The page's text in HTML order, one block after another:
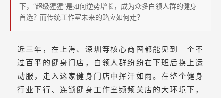
下，“超级猩猩”是如何逆势增长，成为众多白领人群的健身
首选？而传统工作室未来的路应如何走？
近三年，在上海、深圳等核心商圈都能见到一个不
过百平的健身门店，白领人群纷纷在下班后换上运
动服，走入这家健身门店中挥汗如雨。在整个健身
行业下行、连锁健身工作室频频关店的大环境下，